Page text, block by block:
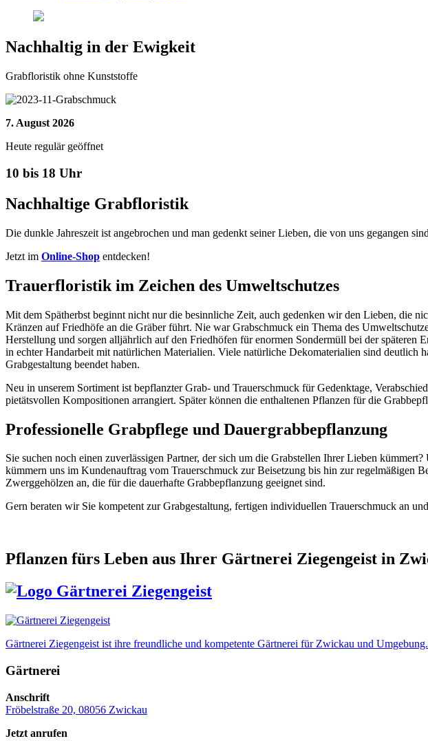
Nachhaltig in der Ewigkeit
Grabfloristik ohne Kunststoffe
7. August 2026
Heute regulär geöffnet
10 bis 18 Uhr
Nachhaltige Grabfloristik
Die dunkle Jahreszeit ist angebrochen und man gedenkt seiner Lieben, die von uns gegangen
Jetzt im Online-Shop entdecken!
Trauerfloristik im Zeichen des Umweltschutzes
Mit dem Spätherbst beginnt nicht nur die besinnliche Zeit, auch gedenken wir den Lieben, die
Kränzen auf Friedhöfe an die Gräber führt. Nie war Grabschmuck ein Thema des
Herstellung und sorgen alljährlich auf den Friedhöfen für enormen Sondermüll bei der
in echter Handarbeit mit natürlichen Materialien. Viele natürliche Dekomaterialien sind deutlich
Grabgestaltung beendet haben.
Neu in unserem Sortiment ist bepflanzter Grab- und Trauerschmuck für Gedenktage,
pietätsvollen Kompositionen arrangiert. Später können die enthaltenen Pflanzen für die
Professionelle Grabpflege und Dauergrabbepflanzung
Sie suchen noch einen zuverlässigen Partner, der sich um die Grabstellen Ihrer Lieben
kümmern uns im Kundenauftrag vom Trauerschmuck zur Beisetzung bis hin zur regelmäßigen
Zwerggehölzen an, die für die dauerhafte Grabbepflanzung geeignet sind.
Gern beraten wir Sie kompetent zur Grabgestaltung, fertigen individuellen Trauerschmuck an
Pflanzen fürs Leben aus Ihrer Gärtnerei Ziegengeist in
Gärtnerei Ziegengeist ist ihre freundliche und kompetente Gärtnerei für Zwickau und
Gärtnerei
Anschrift
Fröbelstraße 20, 08056 Zwickau
Jetzt anrufen